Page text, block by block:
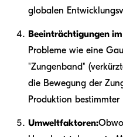
globalen
Beeinträchtigungen
Probleme wie eine
"Zungenband"
die Bewegung der
Produktion bestimmter
Umweltfaktoren: